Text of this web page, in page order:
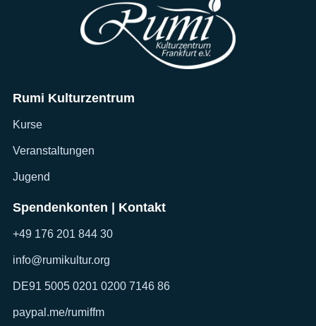
Rumi Kulturzentrum
Kurse
Veranstaltungen
Jugend
Spendenkonten | Kontakt
+49 176 201 844 30
info@rumikultur.org
DE91 5005 0201 0200 7146 86
paypal.me/rumiffm